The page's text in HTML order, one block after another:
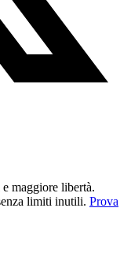
maggiore libertà.
limiti inutili. Prova